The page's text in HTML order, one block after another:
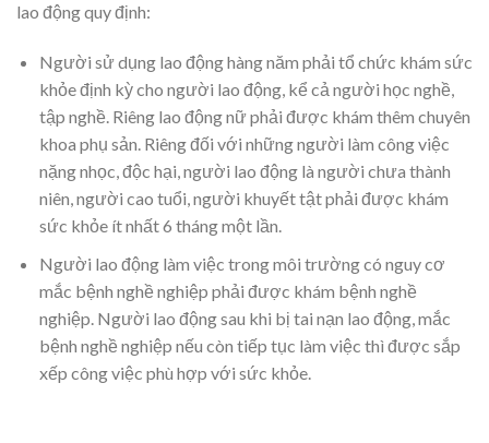
lao động quy định:
Người sử dụng lao động hàng năm phải tổ chức khám sức
khỏe định kỳ cho người lao động, kể cả người học nghề,
tập nghề. Riêng lao động nữ phải được khám thêm chuyên
khoa phụ sản. Riêng đối với những người làm công việc
nặng nhọc, độc hại, người lao động là người chưa thành
niên, người cao tuổi, người khuyết tật phải được khám
sức khỏe ít nhất 6 tháng một lần.
Người lao động làm việc trong môi trường có nguy cơ
mắc bệnh nghề nghiệp phải được khám bệnh nghề
nghiệp. Người lao động sau khi bị tai nạn lao động, mắc
bệnh nghề nghiệp nếu còn tiếp tục làm việc thì được sắp
xếp công việc phù hợp với sức khỏe.